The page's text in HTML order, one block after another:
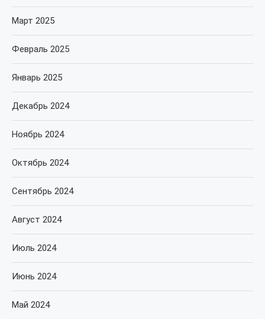
Март 2025
Февраль 2025
Январь 2025
Декабрь 2024
Ноябрь 2024
Октябрь 2024
Сентябрь 2024
Август 2024
Июль 2024
Июнь 2024
Май 2024